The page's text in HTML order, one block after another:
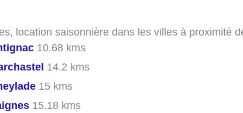
location saisonnière dans les villes à proximité
10.68 kms
14.2 kms
15 kms
15.18 kms